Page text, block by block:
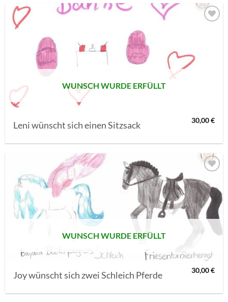
WUNSCH WURDE ERFÜLLT
Leni wünscht sich einen Sitzsack 30,00€
AUF MEINE
MERKLISTE
SETZEN
WUNSCH WURDE ERFÜLLT
Joy wünscht sich zwei Schleich Pferde 30,00€